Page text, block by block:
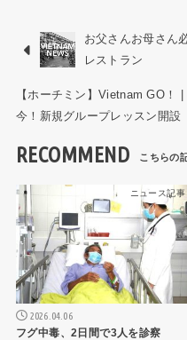
お父さんお母さん
レストラン
【ホーチミン】Vietnam GO！
今！新規グループレッスン開設
RECOMMEND
ニュース記事
2026.04.06
フグ中毒、2日間で3人を診察